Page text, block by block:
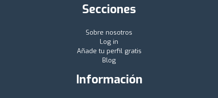
Secciones
Sobre nosotros
Log in
Añade tu perfil gratis
Blog
Información